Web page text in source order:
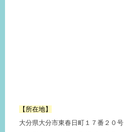
【所在地】
大分県大分市東春日町１７番２０号